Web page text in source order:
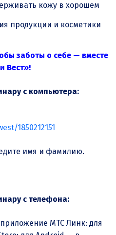
кожу в хорошем
продукции и косметики
заботы о себе — вместе
Вест»!
с компьютера:
1850212151
имя и фамилию.
с телефона:
приложение МТС Линк: для